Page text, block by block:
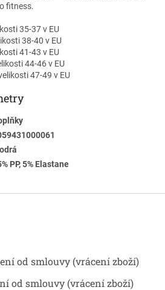
fitness.
35-37 v EU
38-40 v EU
41-43 v EU
44-46 v EU
47-49 v EU
PP, 5% Elastane
od smlouvy (vrácení zboží)
od smlouvy (vrácení zboží)